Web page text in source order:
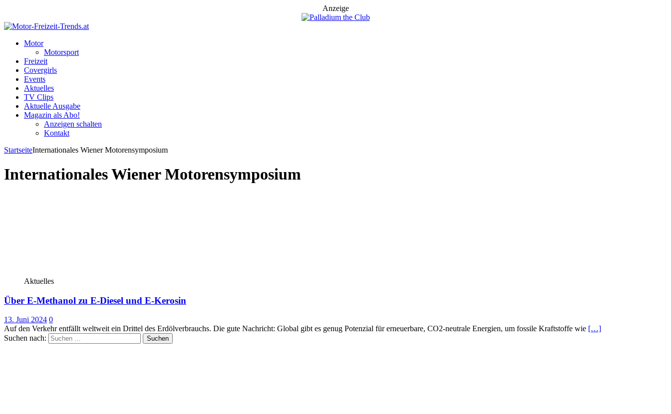
Anzeige
Motor
Motorsport
Freizeit
Covergirls
Events
Aktuelles
TV Clips
Aktuelle Ausgabe
Magazin als Abo!
Anzeigen schalten
Kontakt
StartseiteInternationales Wiener Motorensymposium
Internationales Wiener Motorensymposium
Aktuelles
Über E-Methanol zu E-Diesel und E-Kerosin
13. Juni 2024 0
Auf den Verkehr entfällt weltweit ein Drittel des Erdölverbrauchs. Die gute Nachricht: Global gibt es genug Potenzial für erneuerbare, CO2-neutrale Energien, um fossile Kraftstoffe wie […]
Suchen nach: